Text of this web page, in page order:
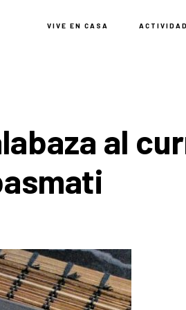
VIVE EN CASA
al